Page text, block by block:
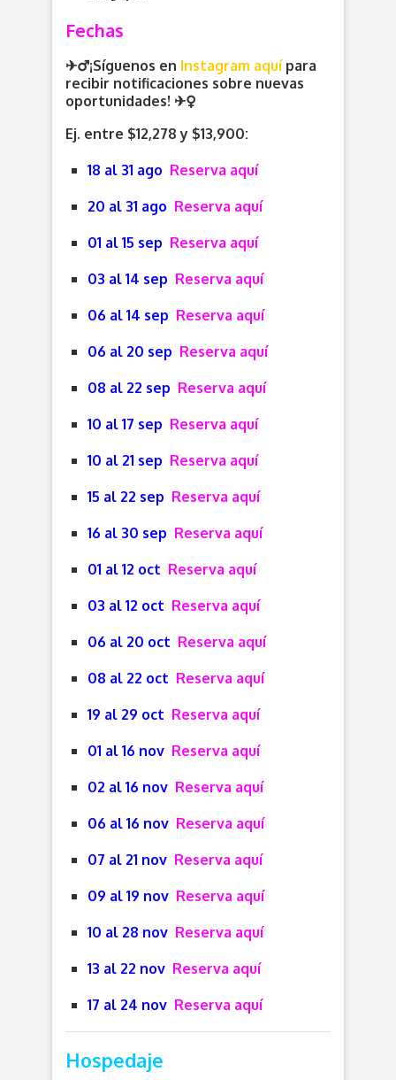
Fechas
✈️‍♂️¡Síguenos en Instagram aquí para
recibir notificaciones sobre nuevas
oportunidades! ✈️
Ej. entre $12,278 y $13,900:
18 al 31 ago Reserva aquí
20 al 31 ago Reserva aquí
01 al 15 sep Reserva aquí
03 al 14 sep Reserva aquí
06 al 14 sep Reserva aquí
06 al 20 sep Reserva aquí
08 al 22 sep Reserva aquí
10 al 17 sep Reserva aquí
10 al 21 sep Reserva aquí
15 al 22 sep Reserva aquí
16 al 30 sep Reserva aquí
01 al 12 oct Reserva aquí
03 al 12 oct Reserva aquí
06 al 20 oct Reserva aquí
08 al 22 oct Reserva aquí
19 al 29 oct Reserva aquí
01 al 16 nov Reserva aquí
02 al 16 nov Reserva aquí
06 al 16 nov Reserva aquí
07 al 21 nov Reserva aquí
09 al 19 nov Reserva aquí
10 al 28 nov Reserva aquí
13 al 22 nov Reserva aquí
17 al 24 nov Reserva aquí
Hospedaje